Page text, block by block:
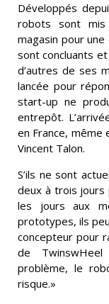
Développés
robots sont mis
magasin pour
sont concluants
d’autres de ses
lancée pour
start-up ne
entrepôt.
en France, même
Vincent Talon.
S’ils ne sont
deux à trois
les jours aux
prototypes, ils
concepteur pour
de
problème, le
risque.»